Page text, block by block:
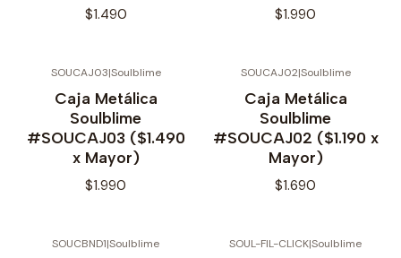
$1.490 $1.990
SOUCAJ03|Soulblime
Caja Metálica
Soulblime
#SOUCAJ03 ($1.490
x Mayor)
$1.990
SOUCAJ02|Soulblime
Caja Metálica
Soulblime
#SOUCAJ02 ($1.190 x
Mayor)
$1.690
SOUCBND1|Soulblime SOUL-FIL-CLICK|Soulblime